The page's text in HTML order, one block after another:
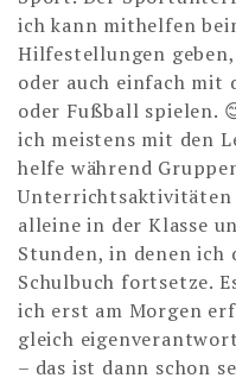
ich kann mithelfen
Hilfestellungen
oder auch einfach mit
oder Fußball spielen.
ich meistens mit den
helfe während
Unterrichtsaktivitäten
alleine in der Klasse
Stunden, in denen
Schulbuch fortsetze.
ich erst am Morgen
gleich
– das ist dann schon